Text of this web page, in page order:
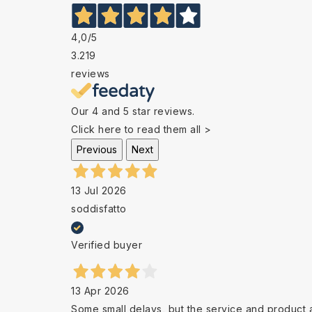
4,0/5
3.219
reviews
Our 4 and 5 star reviews.
Click here to read them all >
Previous
Next
13 Jul 2026
soddisfatto
Verified buyer
13 Apr 2026
Some small delays, but the service and product